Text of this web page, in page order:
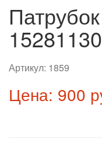
Артикул: 1859
Цена: 900